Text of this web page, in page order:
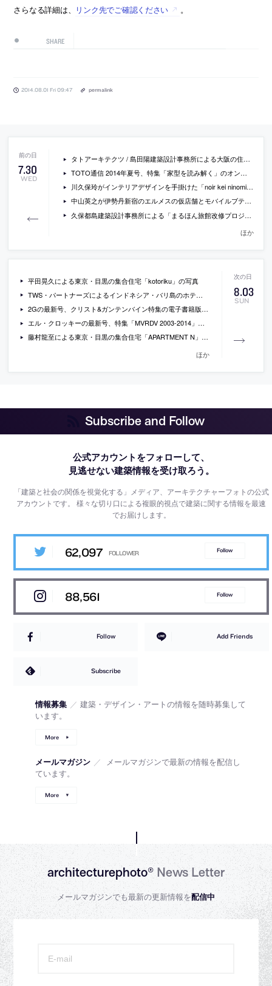
さらなる詳細は、 リンク先でご確認ください 。
SHARE
2014.08.01 Fri 09:47 permalink
7.30
WED
タトアーキテクツ / 島田陽建築設計事務所による大阪の住宅「石切の住居」の動画
TOTO通信 2014年夏号、特集「家型を読み解く」のオンライン版
川久保玲がインテリアデザインを手掛けた「noir kei ninomiya」のポップアップストアの写真
中山英之が伊勢丹新宿のエルメスの仮店舗とモバイルブティックの空間構成を手掛ける事に
久保都島建築設計事務所による「まるほん旅館改修プロジェクト」の模型写真とレポートなど
ほか
8.03
SUN
平田晃久による東京・目黒の集合住宅「kotoriku」の写真
TWS・パートナーズによるインドネシア・バリ島のホテル「Akmani Legian」の写真
2Gの最新号、クリスト&ガンテンバイン特集の電子書籍版（￥2,205）
エル・クロッキーの最新号、特集「MVRDV 2003-2014」の電子書籍版(￥2,051)
藤村龍至による東京・目黒の集合住宅「APARTMENT N」の写真など
ほか
Subscribe and Follow
公式アカウントをフォローして、
見逃せない建築情報を受け取ろう。
「建築と社会の関係を視覚化する」メディア、アーキテクチャーフォトの公式
アカウントです。様々な切り口による複眼的視点で建築に関する情報を最速
でお届けします。
62,097 Follow
88,561 Follow
Follow Add Friends
Subscribe
情報募集 ／ 建築・デザイン・アートの情報を随時募集して
います。
More
メールマガジン ／
メールマガジンで最新の情報を配信し
ています。
More
architecturephoto®News Letter
メールマガジンでも最新の更新情報を配信中